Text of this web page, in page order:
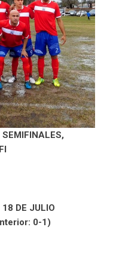
DE JULIO
0-1)